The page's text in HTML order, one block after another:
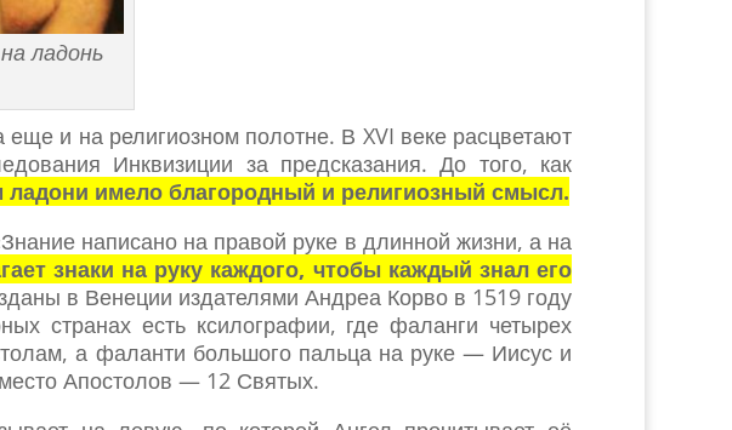
ладонь
еще и на религиозном полотне. В XVI веке расцветают
Инквизиции за предсказания. До того, как
имело благородный и религиозный смысл.
написано на правой руке в длинной жизни, а на
знаки на руку каждого, чтобы каждый знал его
в Венеции издателями Андреа Корво в 1519 году
странах есть ксилографии, где фаланги четырех
а фаланти большого пальца на руке — Иисус и
Апостолов — 12 Святых.